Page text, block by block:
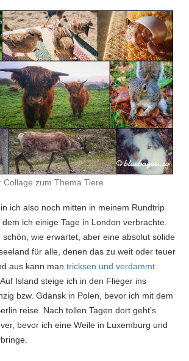
Collage zum Thema Tiere
ich also noch mitten in meinem Rundtrip
ich einige Tage in London verbrachte.
schön, wie erwartet, aber eine absolut solide
für alle, denen das zu weit oder teuer
aus kann man tricksen und verdammt
. Auf Island steige ich in den Flieger ins
bzw. Gdansk in Polen, bevor ich mit dem
reise. Nach tollen Tagen dort geht’s
bevor ich eine Weile in Luxemburg und